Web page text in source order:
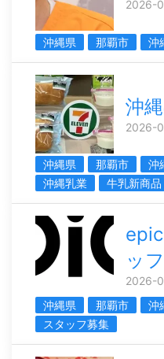
2026-
沖縄県 那覇市 沖
沖
2026-
沖縄県 那覇市
沖
沖縄乳業
牛乳新商品
ッ
2026-
沖縄県
那覇市 沖
スタッフ募集